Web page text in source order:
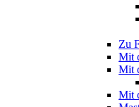
Zu
Mit
Mit
Mit